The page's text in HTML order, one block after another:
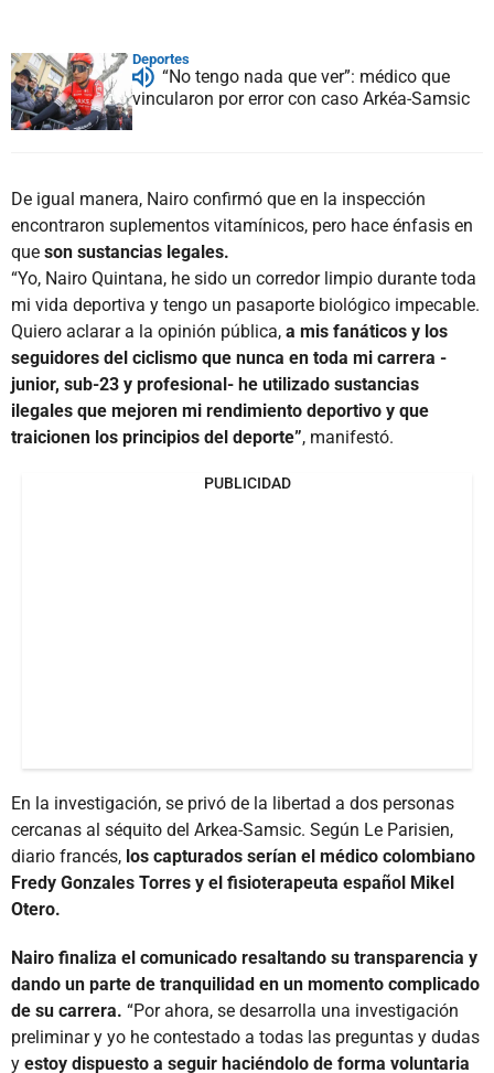
Deportes
“No tengo nada que ver”: médico que
vincularon por error con caso Arkéa-Samsic
De igual manera, Nairo confirmó que en la inspección
encontraron suplementos vitamínicos, pero hace énfasis en
que son sustancias legales.
“Yo, Nairo Quintana, he sido un corredor limpio durante toda
mi vida deportiva y tengo un pasaporte biológico impecable.
Quiero aclarar a la opinión pública, a mis fanáticos y los
seguidores del ciclismo que nunca en toda mi carrera -
junior, sub-23 y profesional- he utilizado sustancias
ilegales que mejoren mi rendimiento deportivo y que
traicionen los principios del deporte”, manifestó.
PUBLICIDAD
En la investigación, se privó de la libertad a dos personas
cercanas al séquito del Arkea-Samsic. Según Le Parisien,
diario francés, los capturados serían el médico colombiano
Fredy Gonzales Torres y el fisioterapeuta español Mikel
Otero.
Nairo finaliza el comunicado resaltando su transparencia y
dando un parte de tranquilidad en un momento complicado
de su carrera. “Por ahora, se desarrolla una investigación
preliminar y yo he contestado a todas las preguntas y dudas
y estoy dispuesto a seguir haciéndolo de forma voluntaria